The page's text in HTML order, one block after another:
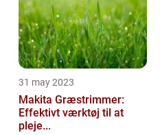
31 may 2023
Makita Græstrimmer:
Effektivt værktøj til at
pleje...